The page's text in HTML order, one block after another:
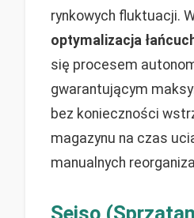
rynkowych fluktuacji.
optymalizacja
się procesem
gwarantującym
bez konieczności
magazynu na czas
manualnych
Seiso